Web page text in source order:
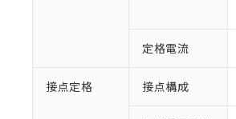
定格電流
接点定格 接点構成